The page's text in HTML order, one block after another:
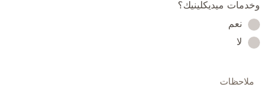
وخدمات ميديكلينيك؟
نعم
لا